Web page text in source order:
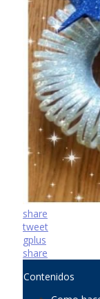
share
tweet
gplus
share
Contenidos